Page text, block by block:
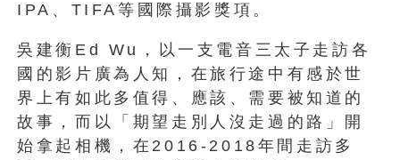
IPA、TIFA等國際攝影獎項。
吳建衡Ed Wu，以一支電音三太子走訪各
國的影片廣為人知，在旅行途中有感於世
界上有如此多值得、應該、需要被知道的
故事，而以「期望走別人沒走過的路」開
始拿起相機，在2016-2018年間走訪多